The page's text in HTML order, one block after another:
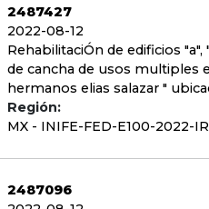
2487427
2022-08-12
RehabilitaciÓn de edificios "a",
de cancha de usos multiples
hermanos elias salazar "
Región:
MX - INIFE-FED-E100-2022-
2487096